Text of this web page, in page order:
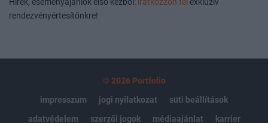
Hírek, eseményajánlók első kézből: